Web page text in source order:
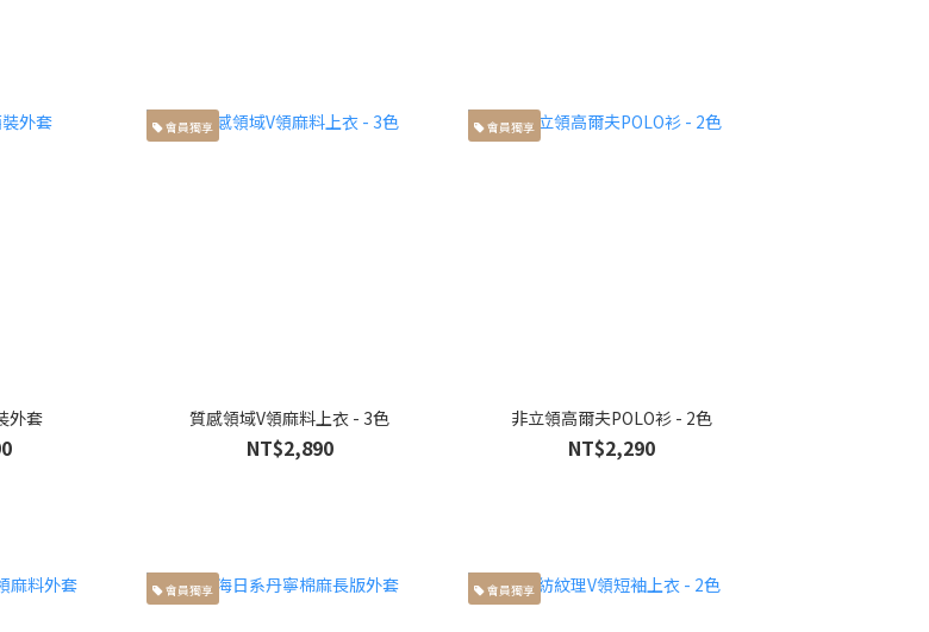
外套
會員獨享
質感領域V領麻料上衣 - 3色
NT$2,890
會員獨享
非立領高爾夫POLO衫 - 2色
NT$2,290
會員獨享 會員獨享